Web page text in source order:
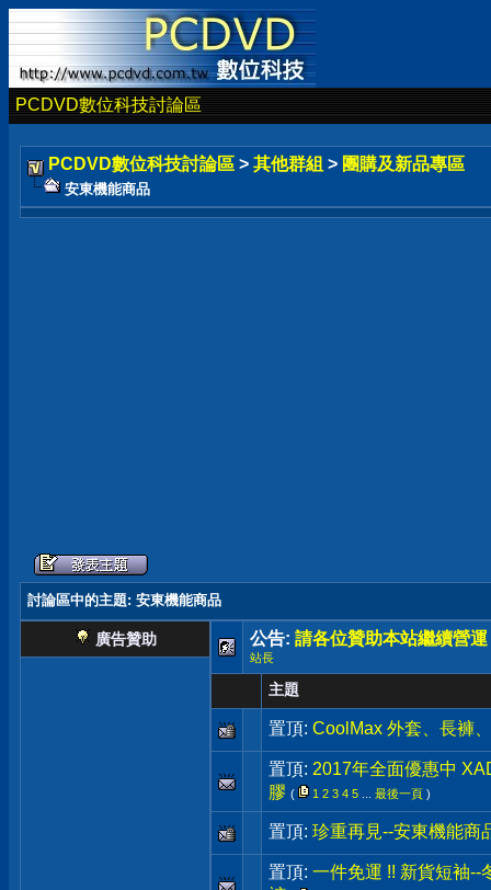
PCDVD數位科技討論區
PCDVD數位科技討論區 > 其他群組 > 團購及新品專區
安東機能商品
討論區中的主題: 安東機能商品
廣告贊助 公告: 請各位贊助本站繼續營運
站長
主題
置頂: CoolMax 外套、長褲
置頂: 2017年全面優惠中
膠 ( 1 2 3 4 5 最後一頁 )
置頂: 珍重再見--安東機能商
置頂: 一件免運 !! 新貨短袖--